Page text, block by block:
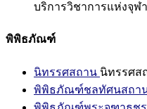
บริการวิชาการแห่งจุ
พิพิธภัณฑ์
นิทรรศสถาน นิทรรศส
พิพิธภัณฑ์ชลทัศนสถา